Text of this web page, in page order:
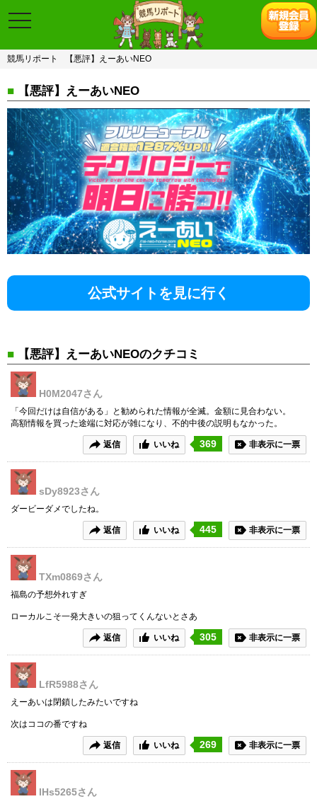
toggle
navigation
競馬リポート 【悪評】えーあいNEO
■ 【悪評】えーあいNEO
公式サイトを見に行く
■ 【悪評】えーあいNEOのクチコミ
H0M2047さん
「今回だけは自信がある」と勧められた情報が全滅。金額に見合わない。
高額情報を買った途端に対応が雑になり、不的中後の説明もなかった。
返信 いいね 369 非表示に一票
sDy8923さん
ダービーダメでしたね。
返信 いいね 445 非表示に一票
TXm0869さん
福島の予想外れすぎ
ローカルこそ一発大きいの狙ってくんないとさあ
返信 いいね 305 非表示に一票
LfR5988さん
えーあいは閉鎖したみたいですね
次はココの番ですね
返信 いいね 269 非表示に一票
lHs5265さん